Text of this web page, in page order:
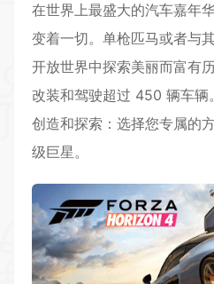
在世界上最盛大的汽车嘉年
变着一切。单枪匹马或者与
开放世界中探索美丽而富有
改装和驾驶超过 450 辆车辆
创造和探索：选择您专属的
级巨星。